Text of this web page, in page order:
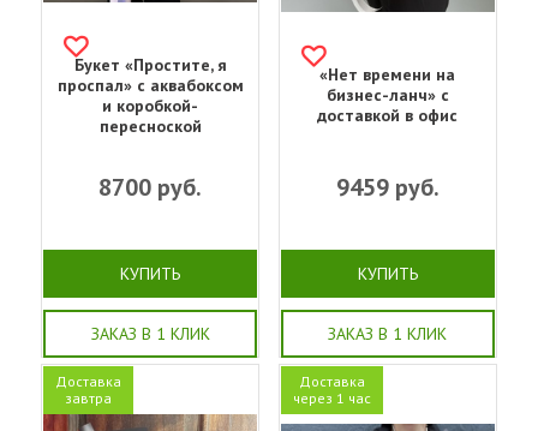
Букет «‎Простите, я
проспал»‎ с аквабоксом
и коробкой-
пересноской
8700 руб.
КУПИТЬ
ЗАКАЗ В 1 КЛИК
«Нет времени на
бизнес-ланч» с
доставкой в офис
9459руб.
КУПИТЬ
ЗАКАЗ В 1 КЛИК
Доставка
завтра
Доставка
через 1 час